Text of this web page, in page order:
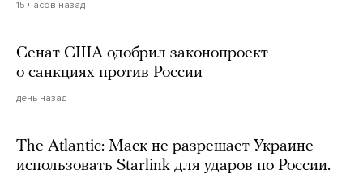
15 часов назад
Сенат США одобрил законопроект
о санкциях против России
день назад
The Atlantic: Маск не разрешает Украине
использовать Starlink для ударов по России.